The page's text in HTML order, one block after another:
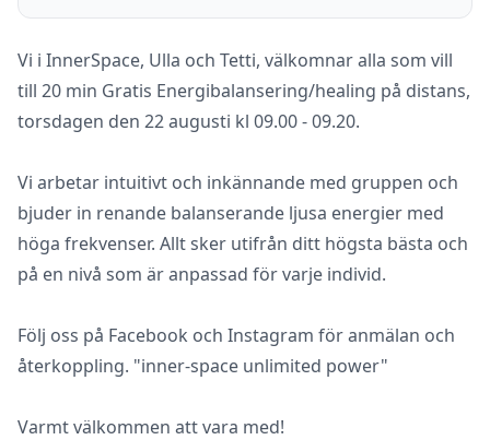
Vi i InnerSpace, Ulla och Tetti, välkomnar alla som vill
till 20 min Gratis Energibalansering/healing på distans,
torsdagen den 22 augusti kl 09.00 - 09.20.
Vi arbetar intuitivt och inkännande med gruppen och
bjuder in renande balanserande ljusa energier med
höga frekvenser. Allt sker utifrån ditt högsta bästa och
på en nivå som är anpassad för varje individ.
Följ oss på Facebook och Instagram för anmälan och
återkoppling. "inner-space unlimited power"
Varmt välkommen att vara med!